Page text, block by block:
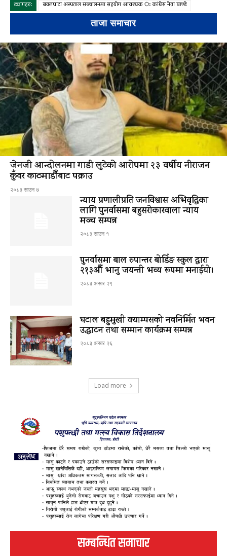
ट्यागहरु: बयलपाटा अस्पताल सञ्चालनमा सहयोग आवश्यक ः कांग्रेस नेता पाण्डे
ताजा समाचार
जेनजी आन्दोलनमा गाडी लुटेको आरोपमा २३ वर्षीय नीराजन
कुँवर काठमाडौँबाट पक्राउ
२०८३ साउन ७
न्याय प्रणालीप्रति जनविश्वास अभिवृद्धिका
लागि पुनर्वासमा बहुसरोकारवाला न्याय
मञ्च सम्पन्न
२०८३ साउन १
पुनर्वासमा बाल रुपान्तर बोर्डिङ स्कुल द्धारा
२१३औँ भानु जयन्ती भव्य रूपमा मनाईयो।
२०८३ असार २९
घटाल बहुमुखी क्याम्पसको नवनिर्मित भवन
उद्घाटन तथा सम्मान कार्यक्रम सम्पन्न
२०८३ असार २६
Load more
सम्बन्धित समाचार